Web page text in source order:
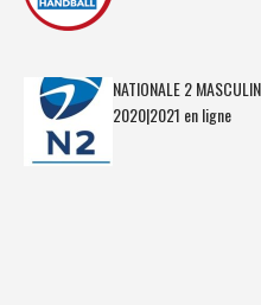
NATIONALE 2
2020|2021 en ligne